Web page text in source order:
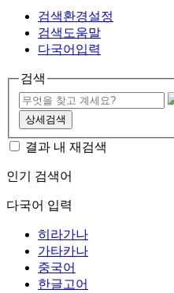
검색환경설정
검색도움말
다국어입력
검색
상세검색
결과 내 재검색
인기 검색어
다국어 입력
히라가나
가타카나
중국어
한글고어